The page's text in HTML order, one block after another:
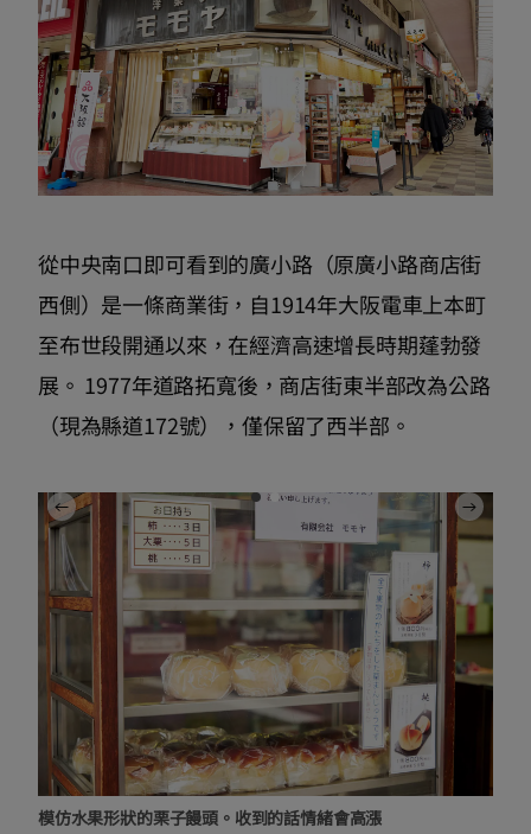
從中央南口即可看到的廣小路（原廣小路商店街
西側）是一條商業街，自1914年大阪電車上本町
至布世段開通以來，在經濟高速增長時期蓬勃發
展。 1977年道路拓寬後，商店街東半部改為公路
（現為縣道172號），僅保留了西半部。
模仿水果形狀的栗子饅頭。收到的話情緒會高漲